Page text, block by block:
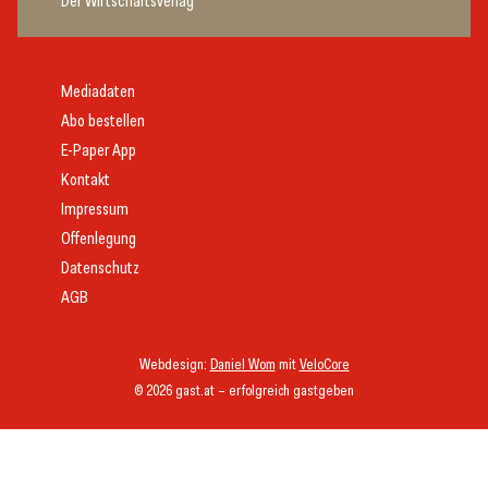
© 2026 gast.at – erfolgreich gastgeben
Webdesign: Daniel Wom mitVeloCore
Mediadaten
Abo bestellen
E-Paper App
Kontakt
Impressum
Offenlegung
Datenschutz
AGB